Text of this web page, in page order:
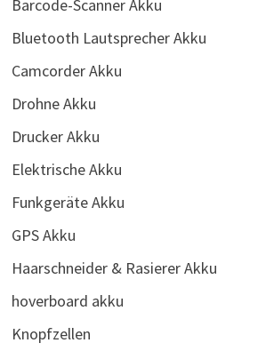
Barcode-Scanner Akku
Bluetooth Lautsprecher Akku
Camcorder Akku
Drohne Akku
Drucker Akku
Elektrische Akku
Funkgeräte Akku
GPS Akku
Haarschneider & Rasierer Akku
hoverboard akku
Knopfzellen